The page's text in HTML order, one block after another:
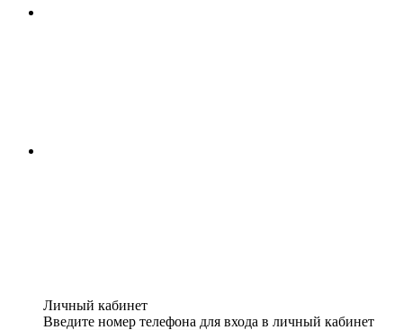
Личный кабинет
Введите номер телефона для входа в личный кабинет